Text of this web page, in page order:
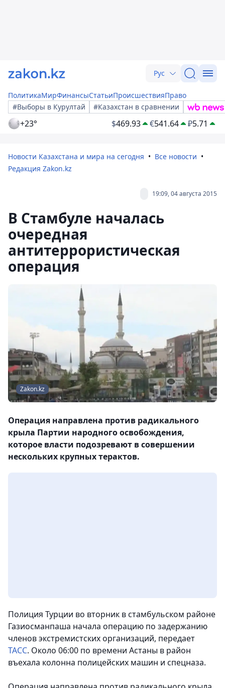
Рус
ПолитикаМирФинансыСтатьиПроисшествияПраво
#Выборы в Курултай
#Казахстан в сравнении
+23° $469.93 €541.64 ₽5.71
Новости Казахстана и мира на сегодня
Все новости
Редакция Zakon.kz
19:09, 04 августа 2015
В Стамбуле началась
очередная
антитеррористическая
операция
Zakon.kz
Операция направлена против радикального
крыла Партии народного освобождения,
которое власти подозревают в совершении
нескольких крупных терактов.
Полиция Турции во вторник в стамбульском районе
Газиосманпаша начала операцию по задержанию
членов экстремистских организаций, передает
ТАСС. Около 06:00 по времени Астаны в район
въехала колонна полицейских машин и спецназа.